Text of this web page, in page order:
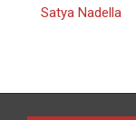
Satya Nadella